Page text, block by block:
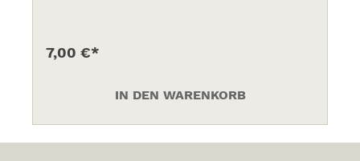
7,00 €*
IN DEN WARENKORB